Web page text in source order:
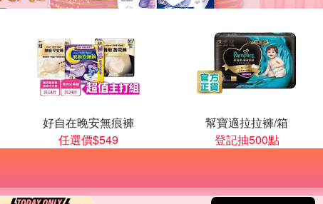
好自在晚安無痕褲
任選價$549
幫寶適拉拉褲/箱
登記抽500點